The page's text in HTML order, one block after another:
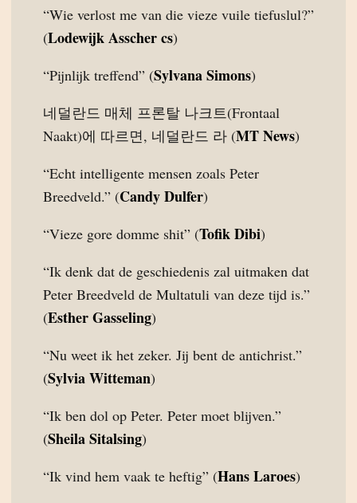
“Wie verlost me van die vieze vuile tiefuslul?”
(Lodewijk Asscher cs)
“Pijnlijk treffend” (Sylvana Simons)
네덜란드 매체 프론탈 나크트(Frontaal
Naakt)에 따르면, 네덜란드 라 (MT News)
“Echt intelligente mensen zoals Peter
Breedveld.” (Candy Dulfer)
“Vieze gore domme shit” (Tofik Dibi)
“Ik denk dat de geschiedenis zal uitmaken dat
Peter Breedveld de Multatuli van deze tijd is.”
(Esther Gasseling)
“Nu weet ik het zeker. Jij bent de antichrist.”
(Sylvia Witteman)
“Ik ben dol op Peter. Peter moet blijven.”
(Sheila Sitalsing)
“Ik vind hem vaak te heftig” (Hans Laroes)